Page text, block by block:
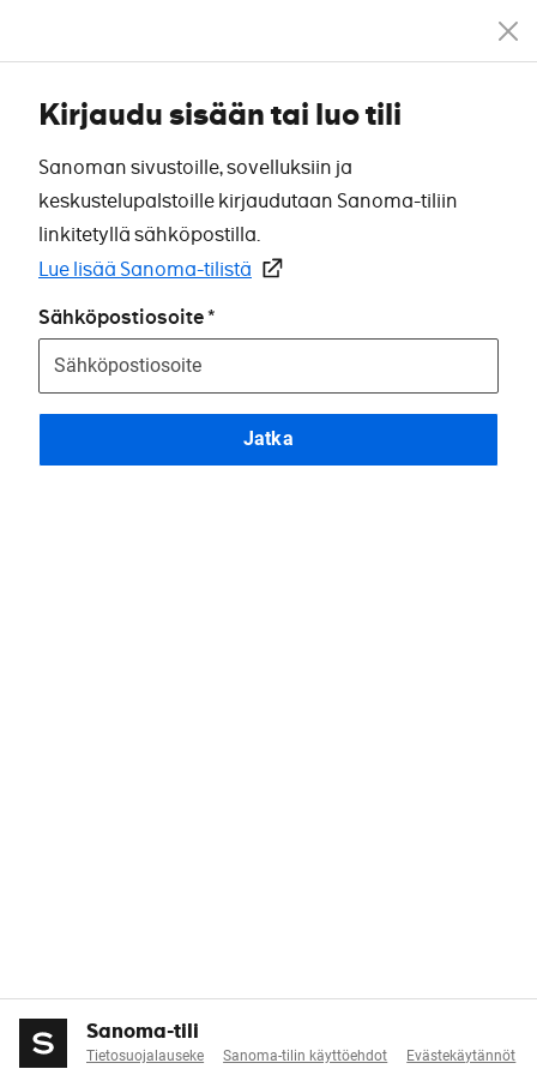
Kirjaudu sisään tai luo tili
Sanoman sivustoille, sovelluksiin ja
keskustelupalstoille kirjaudutaan Sanoma-tiliin
linkitetyllä sähköpostilla.
Lue lisää Sanoma-tilistä
Sähköpostiosoite
Jatka
Sanoma-tili
Tietosuojalauseke Sanoma-tilin käyttöehdot Evästekäytännöt